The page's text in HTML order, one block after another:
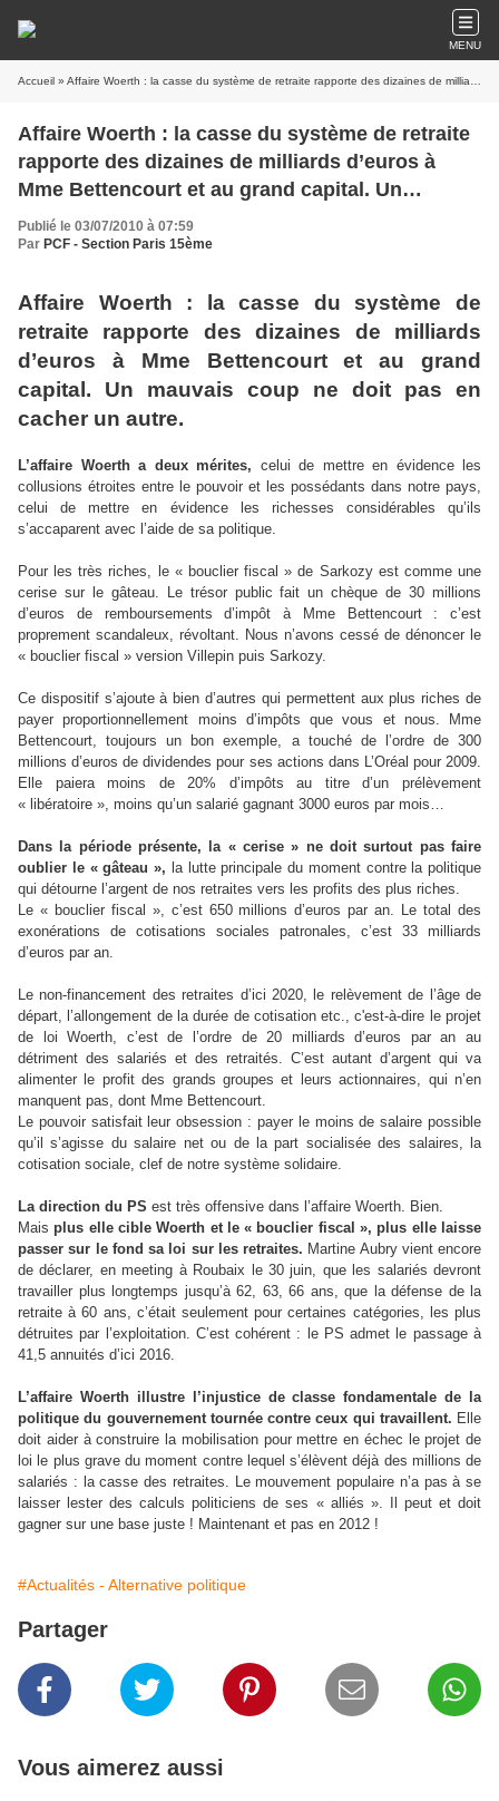
MENU
Accueil » Affaire Woerth : la casse du système de retraite rapporte des dizaines de milliards d’euros à Mme Bettencourt et au grand capital. Un mauvais coup ne doit pas en cacher un autre.
Affaire Woerth : la casse du système de retraite
rapporte des dizaines de milliards d’euros à
Mme Bettencourt et au grand capital. Un
mauvais coup ne doit pas en cacher un autre.
Publié le 03/07/2010 à 07:59
Par PCF - Section Paris 15ème
Affaire Woerth : la casse du système de
retraite rapporte des dizaines de milliards
d’euros à Mme Bettencourt et au grand
capital. Un mauvais coup ne doit pas en
cacher un autre.
L’affaire Woerth a deux mérites, celui de mettre en évidence les
collusions étroites entre le pouvoir et les possédants dans notre pays,
celui de mettre en évidence les richesses considérables qu’ils
s’accaparent avec l’aide de sa politique.
Pour les très riches, le « bouclier fiscal » de Sarkozy est comme une
cerise sur le gâteau. Le trésor public fait un chèque de 30 millions
d’euros de remboursements d’impôt à Mme Bettencourt : c’est
proprement scandaleux, révoltant. Nous n’avons cessé de dénoncer le
« bouclier fiscal » version Villepin puis Sarkozy.
Ce dispositif s’ajoute à bien d’autres qui permettent aux plus riches de
payer proportionnellement moins d’impôts que vous et nous. Mme
Bettencourt, toujours un bon exemple, a touché de l’ordre de 300
millions d’euros de dividendes pour ses actions dans L’Oréal pour 2009.
Elle paiera moins de 20% d’impôts au titre d’un prélèvement
« libératoire », moins qu’un salarié gagnant 3000 euros par mois…
Dans la période présente, la « cerise » ne doit surtout pas faire
oublier le « gâteau », la lutte principale du moment contre la politique
qui détourne l’argent de nos retraites vers les profits des plus riches.
Le « bouclier fiscal », c’est 650 millions d’euros par an. Le total des
exonérations de cotisations sociales patronales, c’est 33 milliards
d’euros par an.
Le non-financement des retraites d’ici 2020, le relèvement de l’âge de
départ, l’allongement de la durée de cotisation etc., c'est-à-dire le projet
de loi Woerth, c’est de l’ordre de 20 milliards d’euros par an au
détriment des salariés et des retraités. C’est autant d’argent qui va
alimenter le profit des grands groupes et leurs actionnaires, qui n’en
manquent pas, dont Mme Bettencourt.
Le pouvoir satisfait leur obsession : payer le moins de salaire possible
qu’il s’agisse du salaire net ou de la part socialisée des salaires, la
cotisation sociale, clef de notre système solidaire.
La direction du PS est très offensive dans l’affaire Woerth. Bien.
Maisplus elle cible Woerth et le « bouclier fiscal », plus elle laisse
passer sur le fond sa loi sur les retraites. Martine Aubry vient encore
de déclarer, en meeting à Roubaix le 30 juin, que les salariés devront
travailler plus longtemps jusqu’à 62, 63, 66 ans, que la défense de la
retraite à 60 ans, c’était seulement pour certaines catégories, les plus
détruites par l’exploitation. C’est cohérent : le PS admet le passage à
41,5 annuités d’ici 2016.
L’affaire Woerth illustre l’injustice de classe fondamentale de la
politique du gouvernement tournée contre ceux qui travaillent. Elle
doit aider à construire la mobilisation pour mettre en échec le projet de
loi le plus grave du moment contre lequel s’élèvent déjà des millions de
salariés : la casse des retraites. Le mouvement populaire n’a pas à se
laisser lester des calculs politiciens de ses « alliés ». Il peut et doit
gagner sur une base juste ! Maintenant et pas en 2012 !
#Actualités - Alternative politique
Partager
Vous aimerez aussi